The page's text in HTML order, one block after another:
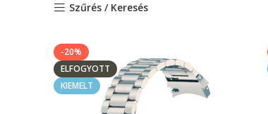
Szűrés / Keresés
-20%
ELFOGYOTT
KIEMELT